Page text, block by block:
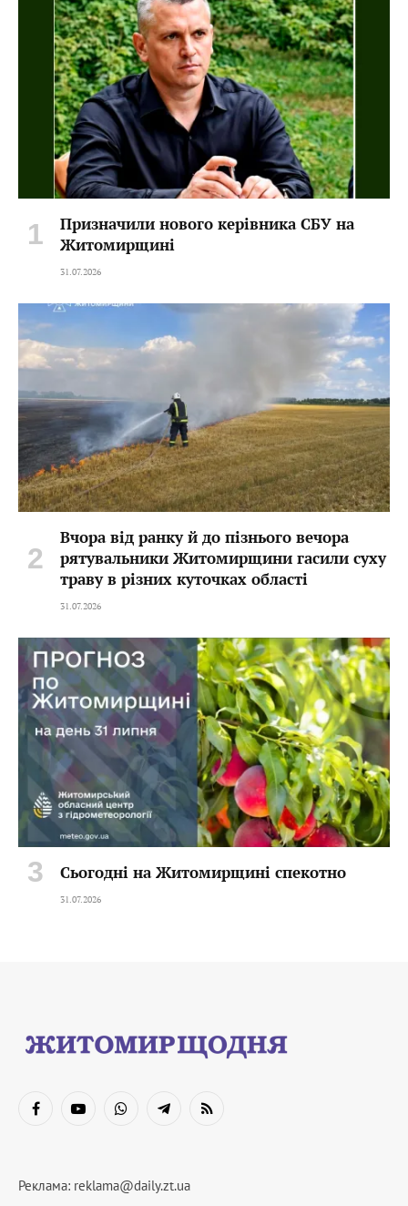
Призначили нового керівника СБУ на
Житомирщині
31.07.2026
Вчора від ранку й до пізнього вечора
рятувальники Житомирщини гасили суху
траву в різних куточках області
31.07.2026
Сьогодні на Житомирщині спекотно
31.07.2026
FacebookYouTubeWhatsAppTelegramRSS
Реклама: reklama@daily.zt.ua